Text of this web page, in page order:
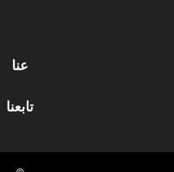
عنا
تابعنا